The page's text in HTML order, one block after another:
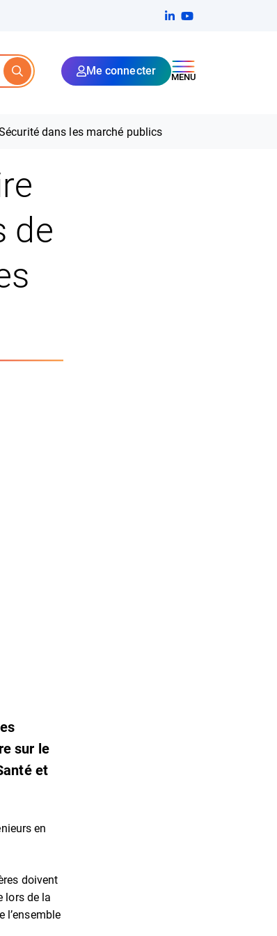
Linkedin
(ouverture dans un
YouTube
(ouverture dans
Rechercher
Me connecter MENU
dans les marché publics
de
sur le
et
en
doivent
lors de la
l’ensemble